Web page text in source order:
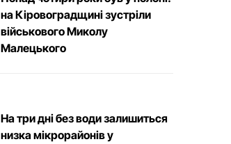
на Кіровоградщині зустріли
військового Микoлу
Малецькoгo
На три дні без води залишиться
низка мікрорайонів у